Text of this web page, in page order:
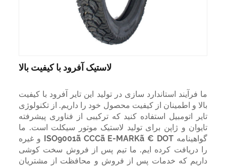
لاستیک آفرود با کیفیت بالا
ما فرآیند استاندارد سازی در تولید این تایر آفرود با کیفیت
بالا و اطمینان از کیفیت محصول خود را داریم. از تکنولوژی
تایر اتومبیل استفاده کنید که ترکیبی از فناوری پیشرفته
تایوان و ژاپن برای تولید لاستیک موتور سیکلت است. ما
گواهینامه ISO9001ã CCCã E-MARKã € DOT و غیره
را دریافت کرده ایم. ما تیم پس از فروش سخت کوشی
داریم که خدمات پس از فروش و محافظت از مشتریان